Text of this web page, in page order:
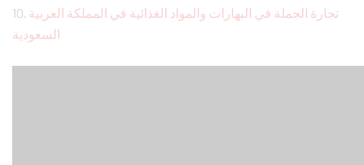
10. تجارة الجملة في البهارات والمواد الغذائية في المملكة العربية
السعودية